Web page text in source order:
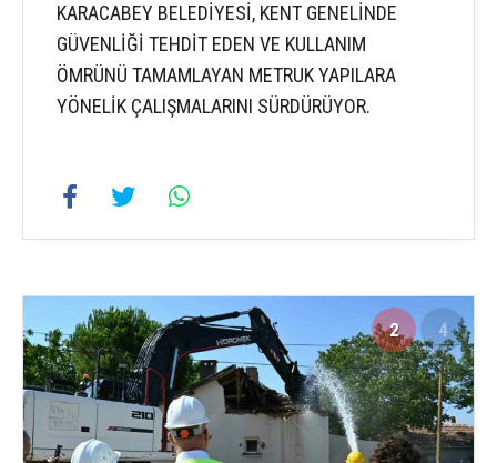
KARACABEY BELEDİYESİ, KENT GENELİNDE
GÜVENLİĞİ TEHDİT EDEN VE KULLANIM
ÖMRÜNÜ TAMAMLAYAN METRUK YAPILARA
YÖNELİK ÇALIŞMALARINI SÜRDÜRÜYOR.
2 4